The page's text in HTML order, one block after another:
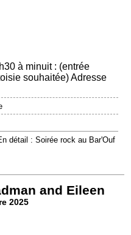
à minuit : (entrée
souhaitée) Adresse
détail : Soirée rock au Bar'Ouf
and Eileen
2025